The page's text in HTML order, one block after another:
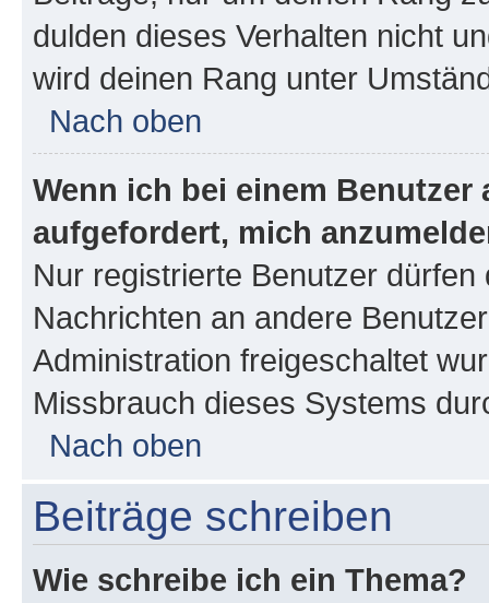
dulden dieses Verhalten nicht
wird deinen Rang unter
Nach oben
Wenn ich bei einem
aufgefordert, mich
Nur registrierte Benutzer
Nachrichten an andere
Administration freigeschaltet
Missbrauch dieses Systems
Nach oben
Beiträge schreiben
Wie schreibe ich ein Thema?